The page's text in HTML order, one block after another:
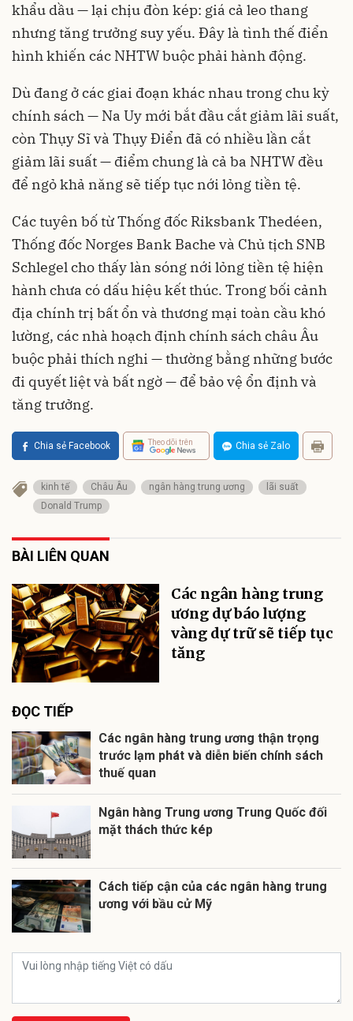
khẩu dầu — lại chịu đòn kép: giá cả leo thang
nhưng tăng trưởng suy yếu. Đây là tình thế điển
hình khiến các NHTW buộc phải hành động.
Dù đang ở các giai đoạn khác nhau trong chu kỳ
chính sách — Na Uy mới bắt đầu cắt giảm lãi suất,
còn Thụy Sĩ và Thụy Điển đã có nhiều lần cắt
giảm lãi suất — điểm chung là cả ba NHTW đều
để ngỏ khả năng sẽ tiếp tục nới lỏng tiền tệ.
Các tuyên bố từ Thống đốc Riksbank Thedéen,
Thống đốc Norges Bank Bache và Chủ tịch SNB
Schlegel cho thấy làn sóng nới lỏng tiền tệ hiện
hành chưa có dấu hiệu kết thúc. Trong bối cảnh
địa chính trị bất ổn và thương mại toàn cầu khó
lường, các nhà hoạch định chính sách châu Âu
buộc phải thích nghi — thường bằng những bước
đi quyết liệt và bất ngờ — để bảo vệ ổn định và
tăng trưởng.
Chia sẻ Facebook Theo dõi trên Chia sẻ Zalo
kinh tế Châu Âu ngân hàng trung ương
lãi suất
Donald Trump
BÀI LIÊN QUAN
Các ngân hàng trung
ương dự báo lượng
vàng dự trữ sẽ tiếp tục
tăng
ĐỌC TIẾP
Các ngân hàng trung ương thận trọng
trước lạm phát và diễn biến chính sách
thuế quan
Ngân hàng Trung ương Trung Quốc đối
mặt thách thức kép
Cách tiếp cận của các ngân hàng trung
ương với bầu cử Mỹ